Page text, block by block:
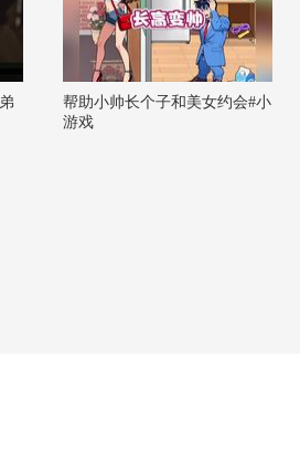
帮助小帅长个子和美女约会#小
游戏